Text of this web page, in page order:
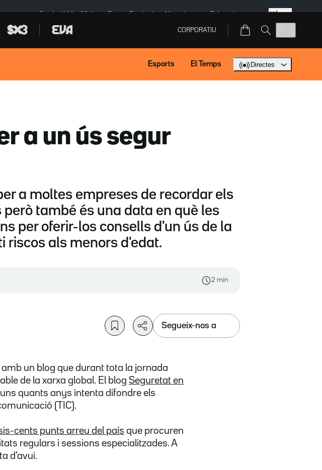
agost Fundació Mas Miró eBay Perpinyà Mercabarna Robatoris coure Més
CORPORATIU
Esports El Temps Directes
a un ús segur
a moltes empreses de recordar els
també és una data en què les
per oferir-los consells d'un ús de la
riscos als menors d'edat.
2 min
Segueix-nos a
amb un blog que durant tota la jornada
de la xarxa global. El blog Seguretat en
quants anys intenta difondre els
(TIC).
cents punts arreu del país que procuren
regulars i sessions especialitzades. A
d'avui.